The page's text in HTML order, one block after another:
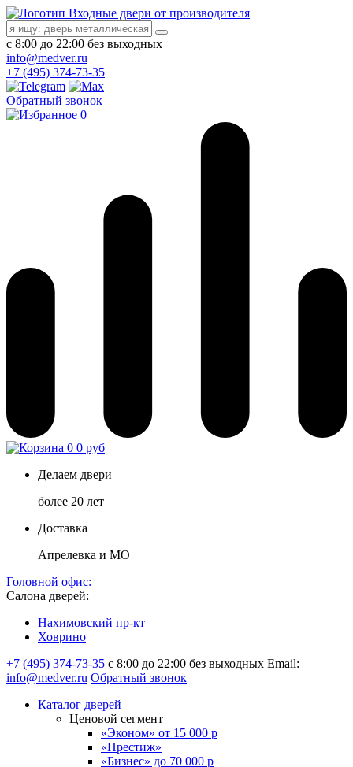
Входные двери от производителя
с 8:00 до 22:00 без выходных
info@medver.ru
+7 (495) 374-73-35
Обратный звонок
0
0 0 руб
Делаем двери
более 20 лет
Доставка
Апрелевка и МО
Головной офис:
Салона дверей:
Нахимовский пр-кт
Ховрино
+7 (495) 374-73-35 с 8:00 до 22:00 без выходных Email:
info@medver.ru Обратный звонок
Каталог дверей
Ценовой сегмент
«Эконом» от 15 000 р
«Престиж»
«Бизнес» до 70 000 р